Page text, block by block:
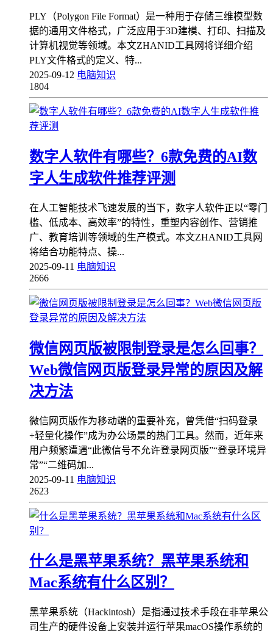
PLY（Polygon File Format）是一种用于存储三维模型数
据的通用文件格式，广泛应用于3D建模、打印、扫描及
计算机视觉等领域。本文ZHANID工具网将详细介绍
PLY文件格式的定义、特...
2025-09-12 电脑知识
1804
数字人软件有哪些？6款免费的AI数
字人生成软件推荐评测
在人工智能技术飞速发展的当下，数字人软件正以“零门
槛、低成本、高效率”的特性，重塑内容创作、营销推
广、教育培训等领域的生产模式。本文ZHANID工具网
将结合功能特点、操...
2025-09-11 电脑知识
2666
微信网页版被限制登录是怎么回事？
Web微信网页版登录异常的原因及解
决方法
微信网页版作为移动端的重要补充，曾凭借“扫码登录
+轻量化操作”成为办公场景的热门工具。然而，近年来
用户频繁遭遇“此微信号不允许登录网页版”“登录环境异
常”“二维码加...
2025-09-11 电脑知识
2623
什么是黑苹果系统？黑苹果系统和
Mac系统有什么区别？
黑苹果系统（Hackintosh）是指通过技术手段在非苹果公
司生产的硬件设备上安装并运行苹果macOS操作系统的